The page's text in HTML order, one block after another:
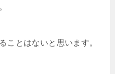
ことはないと思います。